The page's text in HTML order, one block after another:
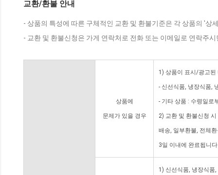
교환/환불 안내
- 상품의 특성에 따른 구체적인 교환 및 환불기준은 각 상품의 '상
- 교환 및 환불신청은 가게 연락처로 전화 또는 이메일로 연락주
상품에
문제가 있을 경우
1) 상품이 표시/광고된
- 신선식품, 냉장식품,
- 기타 상품 : 수령일로
2) 교환 및 환불신청
배송, 일부환불, 전체
3일 이내에 완료됩니
1) 신선식품, 냉장식품